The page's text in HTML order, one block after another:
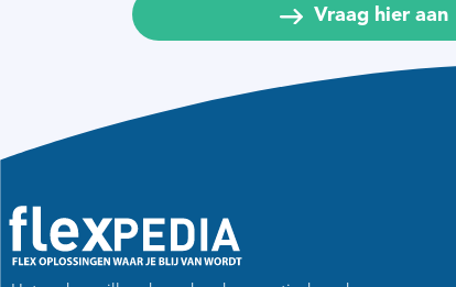
Vraag hier aan